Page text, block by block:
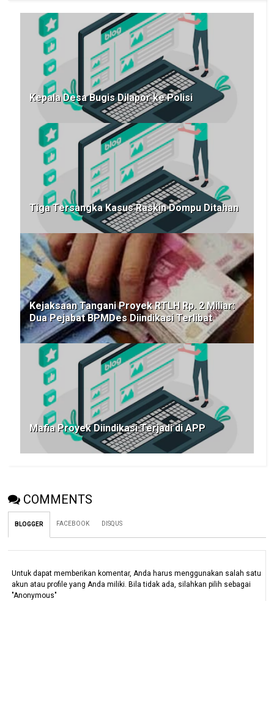
Kepala Desa Bugis Dilapor ke Polisi
Tiga Tersangka Kasus Raskin Dompu Ditahan
Kejaksaan Tangani Proyek RTLH Rp. 2 Miliar:
Dua Pejabat BPMDes Diindikasi Terlibat
Mafia Proyek Diindikasi Terjadi di APP
COMMENTS
BLOGGER FACEBOOK DISQUS
Untuk dapat memberikan komentar, Anda harus menggunakan salah satu
akun atau profile yang Anda miliki. Bila tidak ada, silahkan pilih sebagai
"Anonymous"